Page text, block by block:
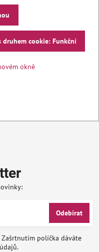
cookie: Funkční
okně
Odebírat
Zašrtnutím políčka dáváte
osobních údajů.